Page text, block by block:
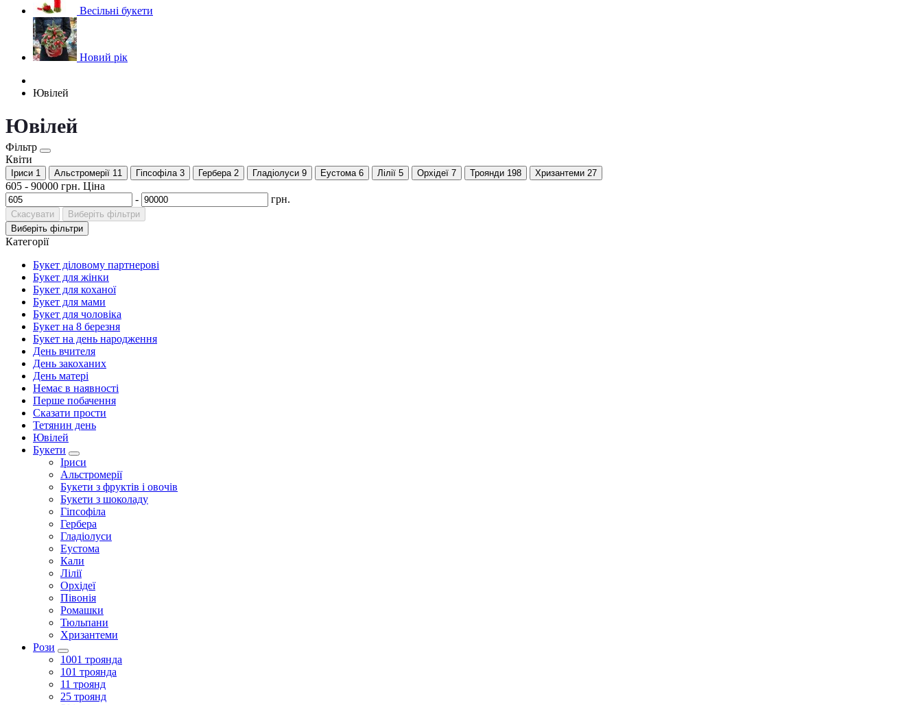
Весільні букети
Новий рік
Ювілей
Ювілей
Фільтр
Квіти
Іриси 1 Альстромерії 11 Гіпсофіла 3 Гербера 2 Гладіолуси 9 Еустома 6 Лілії 5 Орхідеї 7 Троянди 198 Хризантеми 27
605 - 90000 грн. Ціна
-
грн.
Скасувати
Виберіть фільтри
Виберіть фільтри
Категорії
Букет діловому партнерові
Букет для жінки
Букет для коханої
Букет для мами
Букет для чоловіка
Букет на 8 березня
Букет на день народження
День вчителя
День закоханих
День матері
Немає в наявності
Перше побачення
Сказати прости
Тетянин день
Ювілей
Букети
Іриси
Альстромерії
Букети з фруктів і овочів
Букети з шоколаду
Гіпсофіла
Гербера
Гладіолуси
Еустома
Кали
Лілії
Орхідеї
Півонія
Ромашки
Тюльпани
Хризантеми
Рози
1001 троянда
101 троянда
11 троянд
25 троянд